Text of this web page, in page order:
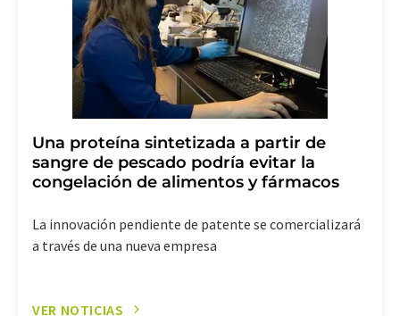
Una proteína sintetizada a partir de
sangre de pescado podría evitar la
congelación de alimentos y fármacos
La innovación pendiente de patente se comercializará
a través de una nueva empresa
VER NOTICIAS